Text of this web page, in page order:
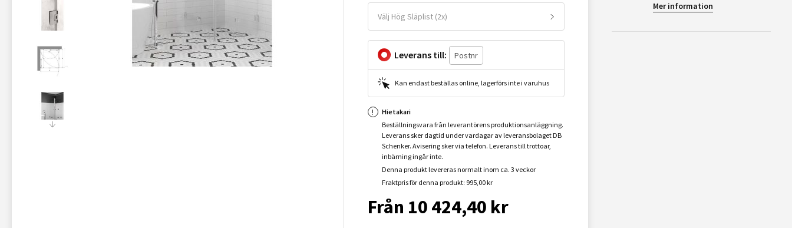
Välj Hög Släplist (2x)
Leverans till:
Kan endast beställas online, lagerförs inte i varuhus
Hietakari
Beställningsvara från leverantörens produktionsanläggning.
Leverans sker dagtid under vardagar av leveransbolaget DB
Schenker. Avisering sker via telefon. Leverans till trottoar,
inbärning ingår inte.
Denna produkt levereras normalt inom ca. 3 veckor
Fraktpris för denna produkt: 995,00 kr
Från 10 424,40 kr
Mer information